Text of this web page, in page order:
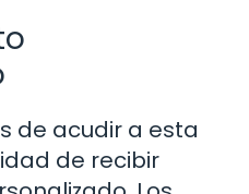
de acudir a esta
de recibir